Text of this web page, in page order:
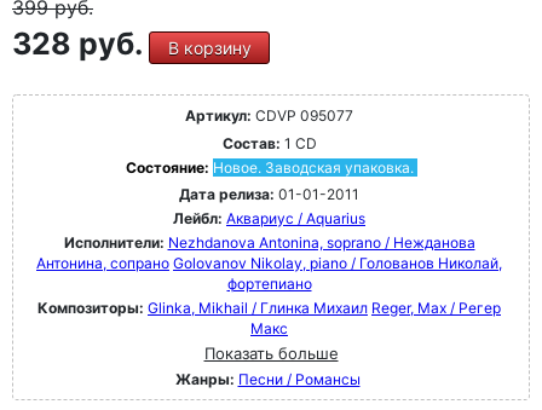
399руб.
328 руб. В корзину
Артикул: CDVP 095077
Состав: 1 CD
Состояние: Новое. Заводская упаковка.
Дата релиза: 01-01-2011
Лейбл: Аквариус / Aquarius
Исполнители: Nezhdanova Antonina, soprano / Нежданова
Антонина, сопрано Golovanov Nikolay, piano / Голованов Николай,
фортепиано
Композиторы: Glinka, Mikhail / Глинка Михаил Reger, Max / Регер
Макс
Показать больше
Жанры: Песни / Романсы